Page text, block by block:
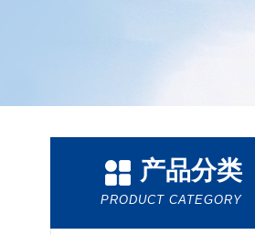
产品分类
PRODUCT CATEGORY